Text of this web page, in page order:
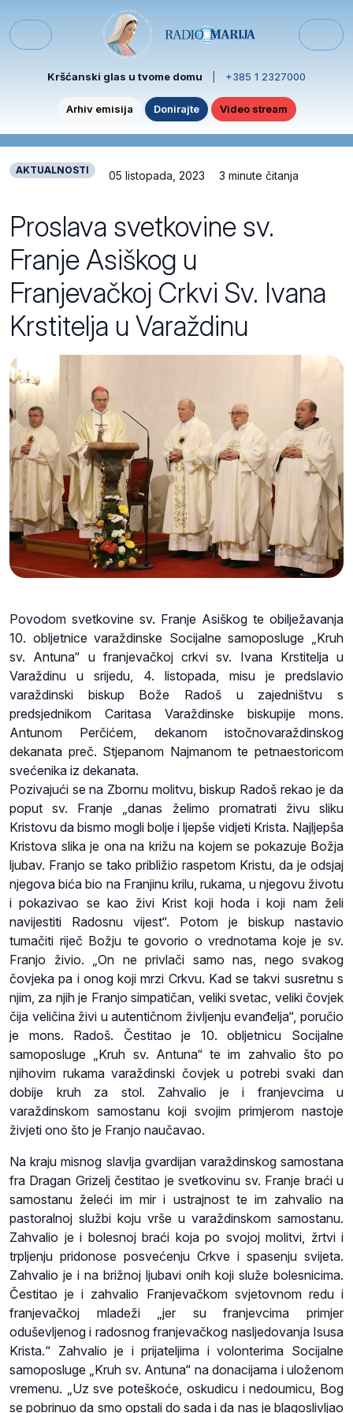
Menu
Kršćanski glas u tvome domu +385 1 2327000
Arhiv emisija Donirajte Video stream
AKTUALNOSTI 05 listopada, 2023 3 minute čitanja
Proslava svetkovine sv.
Franje Asiškog u
Franjevačkoj Crkvi Sv. Ivana
Krstitelja u Varaždinu
Povodom svetkovine sv. Franje Asiškog te obilježavanja
10. obljetnice varaždinske Socijalne samoposluge „Kruh
sv. Antuna“ u franjevačkoj crkvi sv. Ivana Krstitelja u
Varaždinu u srijedu, 4. listopada, misu je predslavio
varaždinski biskup Bože Radoš u zajedništvu s
predsjednikom Caritasa Varaždinske biskupije mons.
Antunom Perčićem, dekanom istočnovaraždinskog
dekanata preč. Stjepanom Najmanom te petnaestoricom
svećenika iz dekanata.
Pozivajući se na Zbornu molitvu, biskup Radoš rekao je da
poput sv. Franje „danas želimo promatrati živu sliku
Kristovu da bismo mogli bolje i ljepše vidjeti Krista. Najljepša
Kristova slika je ona na križu na kojem se pokazuje Božja
ljubav. Franjo se tako približio raspetom Kristu, da je odsjaj
njegova bića bio na Franjinu krilu, rukama, u njegovu životu
i pokazivao se kao živi Krist koji hoda i koji nam želi
navijestiti Radosnu vijest“. Potom je biskup nastavio
tumačiti riječ Božju te govorio o vrednotama koje je sv.
Franjo živio. „On ne privlači samo nas, nego svakog
čovjeka pa i onog koji mrzi Crkvu. Kad se takvi susretnu s
njim, za njih je Franjo simpatičan, veliki svetac, veliki čovjek
čija veličina živi u autentičnom življenju evanđelja“, poručio
je mons. Radoš. Čestitao je 10. obljetnicu Socijalne
samoposluge „Kruh sv. Antuna“ te im zahvalio što po
njihovim rukama varaždinski čovjek u potrebi svaki dan
dobije kruh za stol. Zahvalio je i franjevcima u
varaždinskom samostanu koji svojim primjerom nastoje
živjeti ono što je Franjo naučavao.
Na kraju misnog slavlja gvardijan varaždinskog samostana
fra Dragan Grizelj čestitao je svetkovinu sv. Franje braći u
samostanu želeći im mir i ustrajnost te im zahvalio na
pastoralnoj službi koju vrše u varaždinskom samostanu.
Zahvalio je i bolesnoj braći koja po svojoj molitvi, žrtvi i
trpljenju pridonose posvećenju Crkve i spasenju svijeta.
Zahvalio je i na brižnoj ljubavi onih koji služe bolesnicima.
Čestitao je i zahvalio Franjevačkom svjetovnom redu i
franjevačkoj mladeži „jer su franjevcima primjer
oduševljenog i radosnog franjevačkog nasljedovanja Isusa
Krista.“ Zahvalio je i prijateljima i volonterima Socijalne
samoposluge „Kruh sv. Antuna“ na donacijama i uloženom
vremenu. „Uz sve poteškoće, oskudicu i nedoumicu, Bog
se pobrinuo da smo opstali do sada i da nas je blagoslivljao